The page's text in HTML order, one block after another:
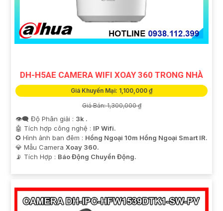
DH-H5AE CAMERA WIFI XOAY 360 TRONG NHÀ
Giá Khuyến Mại: 1,100,000 ₫
Giá Bán: 1,300,000 ₫
👁️‍🗨 Độ Phân giải : 3k .
🤖️ Tích hợp công nghệ : IP Wifi.
✪ Hình ảnh ban đêm : Hồng Ngoại 10m Hồng Ngoại Smart IR.
💎 Mẫu Camera Xoay 360.
️📡 Tích Hợp : Báo Động Chuyển Động.